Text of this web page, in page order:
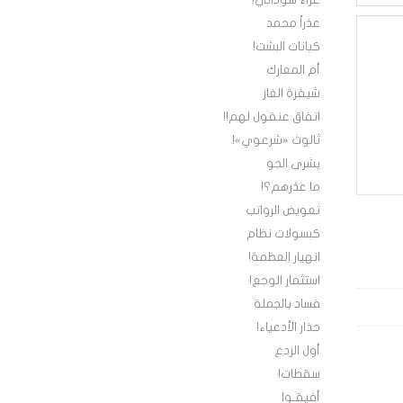
عذراً محمد
كيانات البشت!
أم المعارك
شيفرة الغاز
اتفاق عنقول لهم!!
ثالوث «شرعوي»!
بشرى الجو
ما عذرهم؟!
تعويض الرواتب
كبسولات نظام
انهيار العظمة!
استثمار الوجع!
فساد بالجملة
حذار الأدعياء!
أول الردع
سقطات!
أفيقـوا